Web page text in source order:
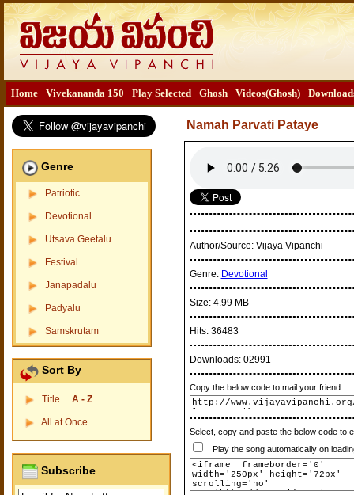
Home Vivekananda 150 Play Selected Ghosh Videos(Ghosh)
Genre
Patriotic
Devotional
Utsava Geetalu
Festival
Janapadalu
Padyalu
Samskrutam
Sort By
Title A - Z
All at Once
Subscribe
Namah Parvati Pataye
Author/Source: Vijaya Vipanchi
Genre: Devotional
Size: 4.99 MB
Hits: 36483
Downloads: 02991
Copy the below code to mail your friend.
Select, copy and paste the below code to
Play the song automatically on